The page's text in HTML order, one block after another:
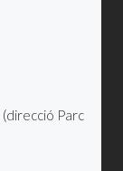
(direcció Parc